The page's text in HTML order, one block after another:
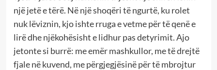
një jetë e tërë. Në një shoqëri të ngurtë, ku rolet
nuk lëviznin, kjo ishte rruga e vetme për të qenë e
lirë dhe njëkohësisht e lidhur pas detyrimit. Ajo
jetonte si burrë: me emër mashkullor, me të drejtë
fjale në kuvend, me përgjegjësinë për të mbrojtur